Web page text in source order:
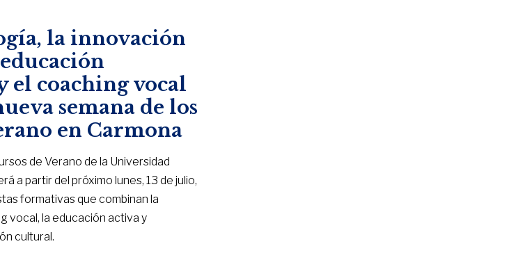
la innovación
el coaching vocal
semana de los
en Carmona
de Verano de la Universidad
a partir del próximo lunes, 13 de julio,
formativas que combinan la
vocal, la educación activa y
cultural.